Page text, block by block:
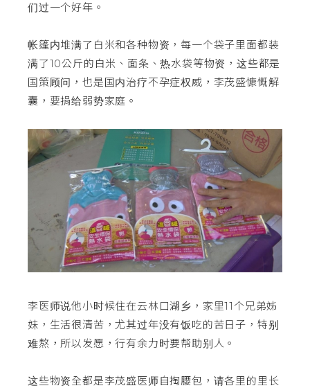
们过一个好年。
帐篷内堆满了白米和各种物资，每一个袋子里面都装
满了10公斤的白米、面条、热水袋等物资，这些都是
国策顾问，也是国内治疗不孕症权威，李茂盛慷慨解
囊，要捐给弱势家庭。
李医师说他小时候住在云林口湖乡，家里11个兄弟姊
妹，生活很清苦，尤其过年没有饭吃的苦日子，特别
难熬，所以发愿，行有余力时要帮助别人。
这些物资全都是李茂盛医师自掏腰包，请各里的里长